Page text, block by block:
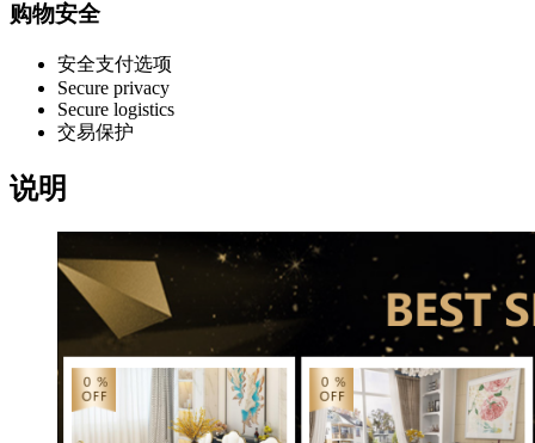
购物安全
安全支付选项
Secure privacy
Secure logistics
交易保护
说明